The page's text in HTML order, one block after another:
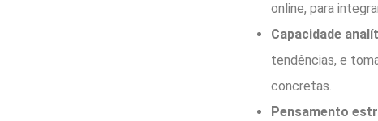
online, para
Capacidade
tendências, e
concretas.
Pensamento